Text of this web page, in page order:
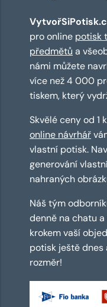
pro online potisk
předmětů a
námi můžete
více než 4 000
tiskem, který
Skvělé ceny od 1
online návrhář
vlastní potisk.
generování
nahraných
Náš tým
denně na chatu
krokem vaší
potisk ještě dnes
rozměr!